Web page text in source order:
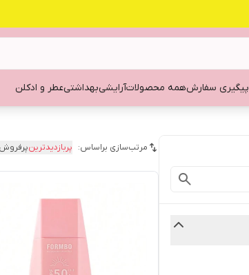
پیگیری سفارشهمه محصولاتآرایشیبهداشتیعطر و ادکلن
مرتب‌سازی براساس: پربازدیدترین